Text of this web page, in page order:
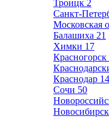
Троицк 2
Санкт-
Московская
Балашиха 21
Химки 17
Красногорск
Краснодар
Сочи 50